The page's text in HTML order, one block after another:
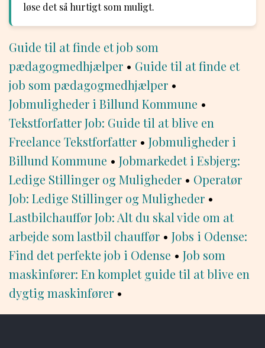
løse det så hurtigt som muligt.
Guide til at finde et job som
pædagogmedhjælper • Guide til at finde et
job som pædagogmedhjælper •
Jobmuligheder i Billund Kommune •
Tekstforfatter Job: Guide til at blive en
Freelance Tekstforfatter • Jobmuligheder i
Billund Kommune • Jobmarkedet i Esbjerg:
Ledige Stillinger og Muligheder • Operatør
Job: Ledige Stillinger og Muligheder •
Lastbilchauffør Job: Alt du skal vide om at
arbejde som lastbil chauffør • Jobs i Odense:
Find det perfekte job i Odense • Job som
maskinfører: En komplet guide til at blive en
dygtig maskinfører •